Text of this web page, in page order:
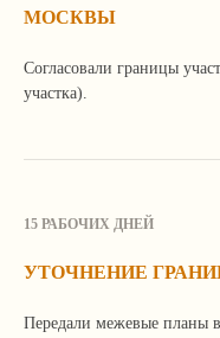
МОСКВЫ
Согласовали границы
участка).
15 РАБОЧИХ ДНЕЙ
УТОЧНЕНИЕ
Передали межевые планы
конфиденциальности